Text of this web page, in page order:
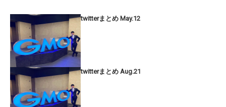
twitterまとめ May.12
twitterまとめ Aug.21